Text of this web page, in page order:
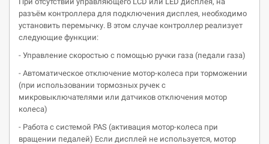
разъём контроллера для подключения дисплея, необходимо
установить перемычку. В этом случае контроллер реализует
следующие функции:
- Управление скоростью с помощью ручки газа (педали газа)
- Автоматическое отключение мотор-колеса при торможении
(при использовании тормозных ручек с
микровыключателями или датчиков отключения мотор
колеса)
- Работа с системой PAS (активация мотор-колеса при
вращении педалей) Если дисплей не используется, мотор